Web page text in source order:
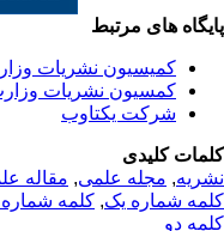
های مرتبط
کمیسیون نشریات
کمسیون نشریات
شرکت یکتاوب
کلیدی
,مجله علمی, مقاله
شماره یک,کلمه شماره
دو